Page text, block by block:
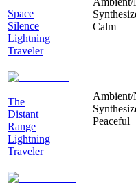
Space
Silence
Lightning
Traveler
Calm
The
Distant
Range
Lightning
Traveler
Ambient/
Peaceful